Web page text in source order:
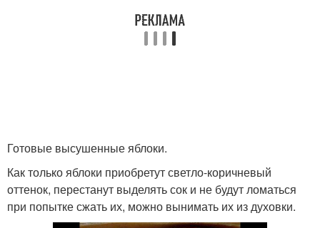
Готовые высушенные яблоки.
Как только яблоки приобретут светло‑коричневый
оттенок, перестанут выделять сок и не будут ломаться
при попытке сжать их, можно вынимать их из духовки.